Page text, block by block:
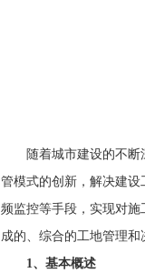
随着城市建设的不
管模式的创新，解决建
频监控等手段，实现对
成的、综合的工地管理和
1、基本概述